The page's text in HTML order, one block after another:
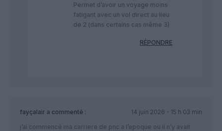
Permet d’avoir un voyage moins
fatigant avec un vol direct au lieu
de 2 (dans certains cas même 3)
RÉPONDRE
fayçalair a commenté :
14 juin 2026 - 15 h 03 min
j’ai commencé ma carriere de pnc a l’epoque ou il n’y avait